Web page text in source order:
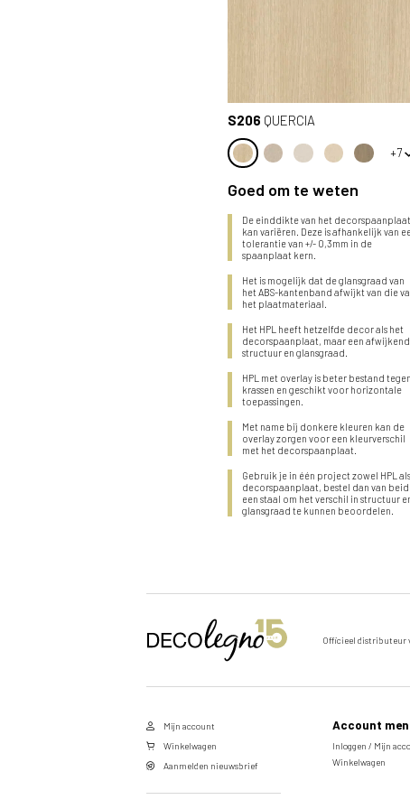
S206 QUERCIA
+7
Goed om te weten
De einddikte van het decorspaanplaat
kan variëren. Deze is afhankelijk van
tolerantie van +/- 0,3mm in de
spaanplaat kern.
Het is mogelijk dat de glansgraad van
het ABS-kantenband afwijkt van die
het plaatmateriaal.
Het HPL heeft hetzelfde decor als het
decorspaanplaat, maar een
structuur en glansgraad.
HPL met overlay is beter bestand tegen
krassen en geschikt voor horizontale
toepassingen.
Met name bij donkere kleuren kan de
overlay zorgen voor een kleurverschil
met het decorspaanplaat.
Gebruik je in één project zowel HPL als
decorspaanplaat, bestel dan van
een staal om het verschil in structuur
glansgraad te kunnen beoordelen.
Stuur een aanvraag door voor
Vul de velden hieronder in om een aanvraag te doen
Officieel distributeur
Mijn account
Winkelwagen
Aanmelden nieuwsbrief
Account
Inloggen / Mijn
Winkelwagen